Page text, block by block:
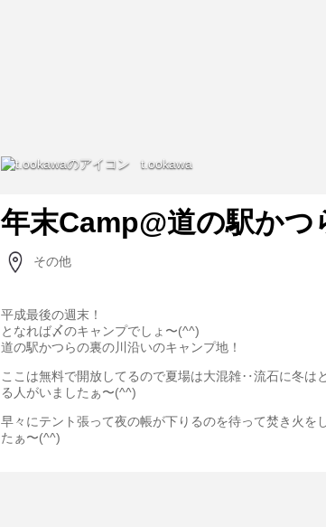
t.ookawa
年末Camp@道の駅かつ
その他
平成最後の週末！
となれば〆のキャンプでしょ〜(^^)
道の駅かつらの裏の川沿いのキャンプ地！
ここは無料で開放してるので夏場は大混雑‥流石に冬は
る人がいましたぁ〜(^^)
早々にテント張って夜の帳が下りるのを待って焚き火を
たぁ〜(^^)